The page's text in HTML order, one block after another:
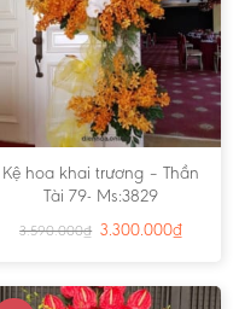
Kệ hoa khai trương – Thần
Tài 79- Ms:3829
3.590.000₫ 3.300.000₫